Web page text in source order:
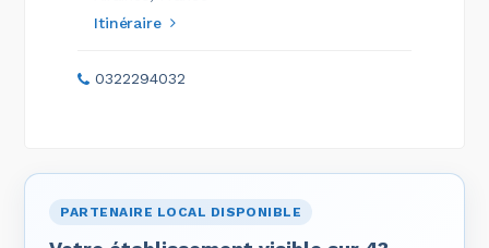
Itinéraire
0322294032
PARTENAIRE LOCAL DISPONIBLE